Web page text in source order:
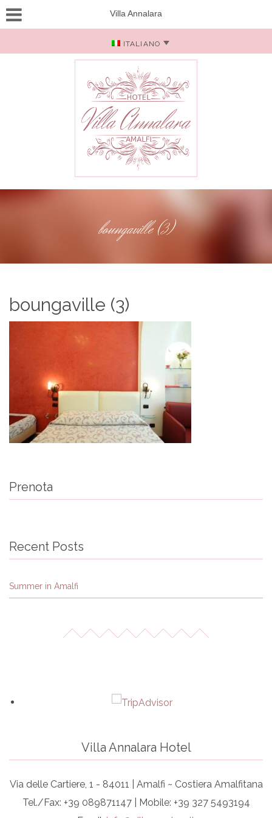
Villa Annalara
ITALIANO
boungaville (3)
boungaville (3)
Prenota
Recent Posts
Summer in Amalfi
Villa Annalara Hotel
Via delle Cartiere, 1 - 84011 | Amalfi ~ Costiera Amalfitana
Tel./Fax: +39 089871147 | Mobile: +39 327 5493194